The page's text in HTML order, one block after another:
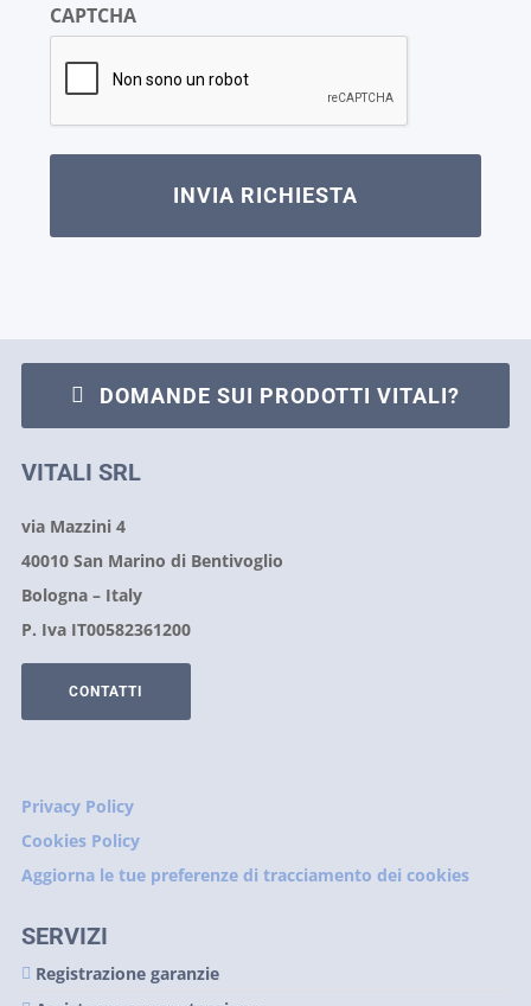
CAPTCHA
DOMANDE SUI PRODOTTI VITALI?
VITALI SRL
via Mazzini 4
40010 San Marino di Bentivoglio
Bologna – Italy
P. Iva IT00582361200
CONTATTI
Privacy Policy
Cookies Policy
Aggiorna le tue preferenze di tracciamento dei cookies
SERVIZI
Registrazione garanzie